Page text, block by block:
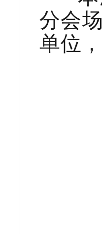
分会
单位